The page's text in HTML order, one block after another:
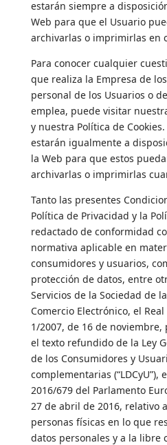
estarán siempre a
Web para que el Usuario
archivarlas o imprimirlas en
Para conocer cualquier
que realiza la Empresa de
personal de los Usuarios o
emplea, puede visitar
y nuestra Política de
estarán igualmente a
la Web para que estos
archivarlas o imprimirlas
Tanto las presentes
Política de Privacidad y la
redactado de conformidad
normativa aplicable en
consumidores y usuarios,
protección de datos, entre
Servicios de la Sociedad de
Comercio Electrónico, el
1/2007, de 16 de
el texto refundido de la Ley
de los Consumidores y
complementarias (“LDCyU”),
2016/679 del Parlamento
27 de abril de 2016, relativo
personas físicas en lo que
datos personales y a la libre